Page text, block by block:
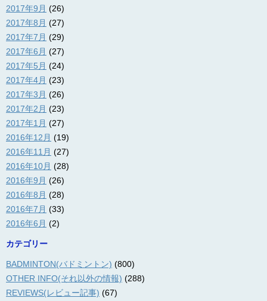
2017年9月 (26)
2017年8月 (27)
2017年7月 (29)
2017年6月 (27)
2017年5月 (24)
2017年4月 (23)
2017年3月 (26)
2017年2月 (23)
2017年1月 (27)
2016年12月 (19)
2016年11月 (27)
2016年10月 (28)
2016年9月 (26)
2016年8月 (28)
2016年7月 (33)
2016年6月 (2)
カテゴリー
BADMINTON(バドミントン) (800)
OTHER INFO(それ以外の情報) (288)
REVIEWS(レビュー記事) (67)